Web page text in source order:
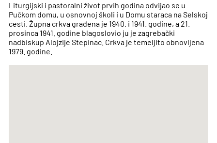
Liturgijski i pastoralni život prvih godina odvijao se u
Pučkom domu, u osnovnoj školi i u Domu staraca na Selskoj
cesti. Župna crkva građena je 1940. i 1941. godine, a 21.
prosinca 1941. godine blagoslovio ju je zagrebački
nadbiskup Alojzije Stepinac. Crkva je temeljito obnovljena
1979. godine.